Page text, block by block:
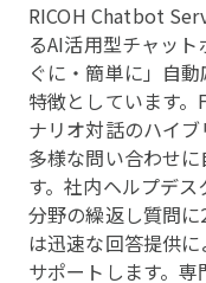
RICOH Chatbot
るAI活用型チャッ
ぐに・簡単に」自
特徴としています
ナリオ対話のハイ
多様な問い合わせ
す。社内ヘルプデ
分野の繰返し質問
は迅速な回答提供
サポートします。